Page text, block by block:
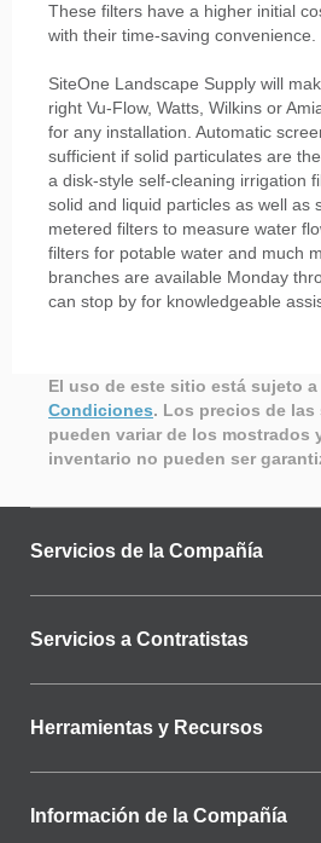
These filters have a higher initial
with their time-saving convenience.
SiteOne Landscape Supply will
right Vu-Flow, Watts, Wilkins or
for any installation. Automatic
sufficient if solid particulates are
a disk-style self-cleaning irrigation
solid and liquid particles as well as
metered filters to measure water
filters for potable water and much
branches are available Monday
can stop by for knowledgeable
El uso de este sitio está sujeto
Condiciones. Los precios de
pueden variar de los mostrados
inventario no pueden ser
Servicios de la Compañía
Servicios a Contratistas
Herramientas y Recursos
Información de la Compañía